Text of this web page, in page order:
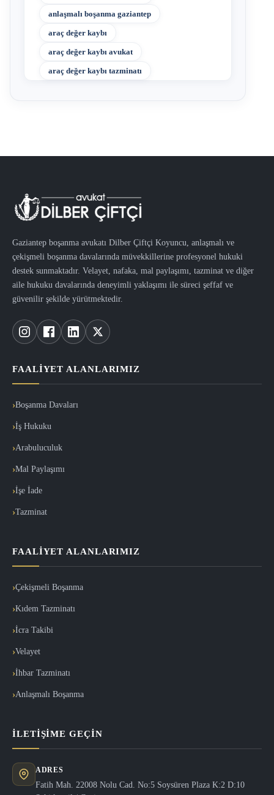
anlaşmalı boşanma gaziantep
araç değer kaybı
araç değer kaybı avukat
araç değer kaybı tazminatı
Gaziantep boşanma avukatı Dilber Çiftçi Koyuncu, anlaşmalı ve
çekişmeli boşanma davalarında müvekkillerine profesyonel hukuki
destek sunmaktadır. Velayet, nafaka, mal paylaşımı, tazminat ve diğer
aile hukuku davalarında deneyimli yaklaşımı ile süreci şeffaf ve
güvenilir şekilde yürütmektedir.
FAALIYET ALANLARIMIZ
Boşanma Davaları
İş Hukuku
Arabuluculuk
Mal Paylaşımı
İşe İade
Tazminat
FAALIYET ALANLARIMIZ
Çekişmeli Boşanma
Kıdem Tazminatı
İcra Takibi
Velayet
İhbar Tazminatı
Anlaşmalı Boşanma
İLETIŞIME GEÇIN
ADRES
Fatih Mah. 22008 Nolu Cad. No:5 Soysüren Plaza K:2 D:10